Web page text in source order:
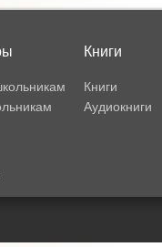
Книги
Книги
Аудиокниги